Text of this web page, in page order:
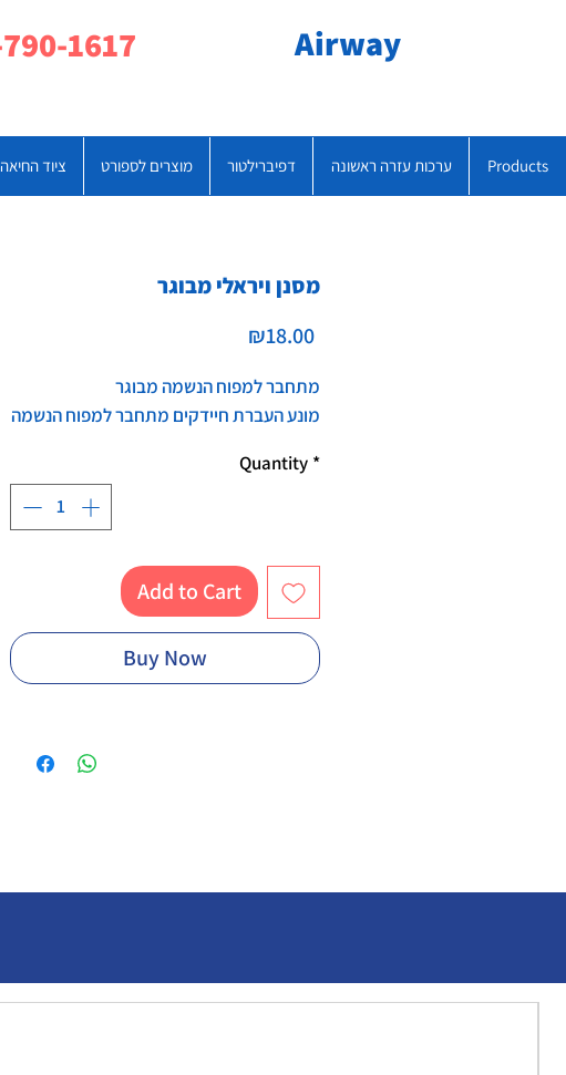
Airway
Products ערכות עזרה ראשונה דפיברילטור מוצרים לספורט ציוד החיאה
מסנן ויראלי מבוגר
₪18.00Price
מתחבר למפוח הנשמה מבוגר
מונע העברת חיידקים מתחבר למפוח הנשמה
Quantity *
Add to Cart
Buy Now